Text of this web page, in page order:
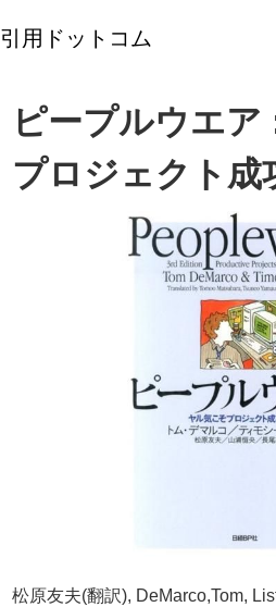
引用ドットコム
ピープルウエ
プロジェクト成
松原友夫(翻訳), DeMarco,Tom,